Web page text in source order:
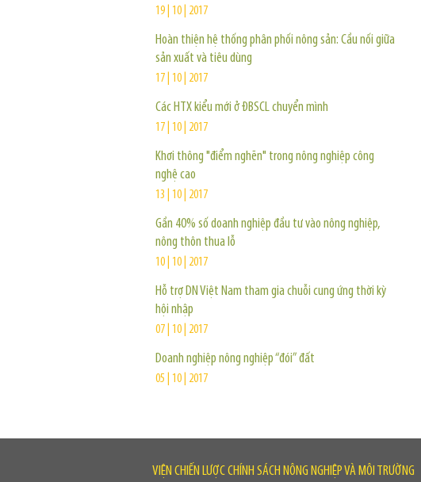
19 | 10 | 2017
Hoàn thiện hệ thống phân phối nông sản: Cầu nối giữa
sản xuất và tiêu dùng
17 | 10 | 2017
Các HTX kiểu mới ở ĐBSCL chuyển mình
17 | 10 | 2017
Khơi thông "điểm nghẽn" trong nông nghiệp công
nghệ cao
13 | 10 | 2017
Gần 40% số doanh nghiệp đầu tư vào nông nghiệp,
nông thôn thua lỗ
10 | 10 | 2017
Hỗ trợ DN Việt Nam tham gia chuỗi cung ứng thời kỳ
hội nhập
07 | 10 | 2017
Doanh nghiệp nông nghiệp “đói” đất
05 | 10 | 2017
VIỆN CHIẾN LƯỢC CHÍNH SÁCH NÔNG NGHIỆP VÀ MÔI TRƯỜNG